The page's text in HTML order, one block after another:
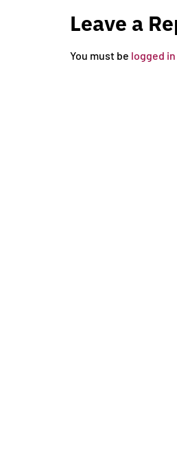
Leave a
You must be logged in